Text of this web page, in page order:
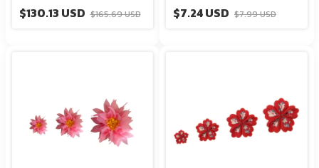
$130.13 USD $165.69 USD $7.24 USD $7.99 USD